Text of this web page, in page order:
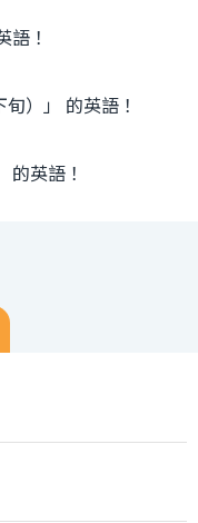
語！
）」 的英語！
的英語！